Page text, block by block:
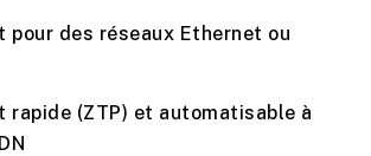
pour des réseaux Ethernet ou
rapide (ZTP) et automatisable à